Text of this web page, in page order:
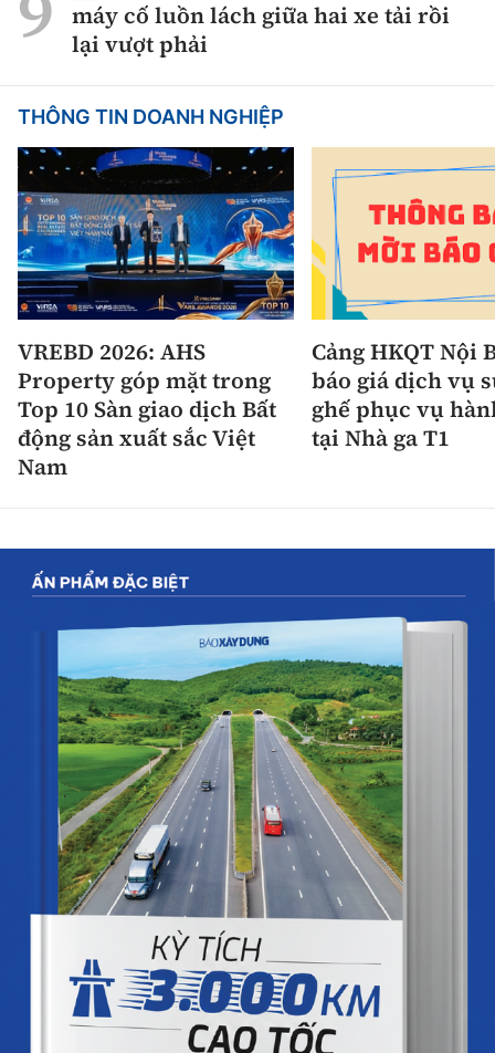
máy cố luồn lách giữa hai xe tải rồi
lại vượt phải
THÔNG TIN DOANH NGHIỆP
VREBD 2026: AHS
Property góp mặt trong
Top 10 Sàn giao dịch Bất
động sản xuất sắc Việt
Nam
Cảng HKQT Nội
báo giá dịch vụ
ghế phục vụ
tại Nhà ga T1